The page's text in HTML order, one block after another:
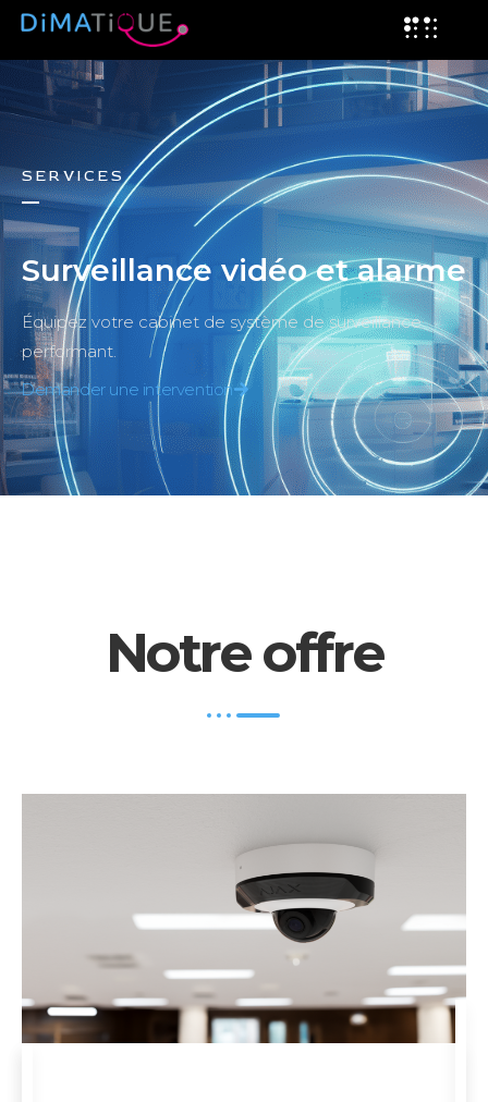
S E R V I C E S
Surveillance vidéo et alarme
Équipez votre cabinet de système de surveillance
performant.
Demander une intervention
Notre offre